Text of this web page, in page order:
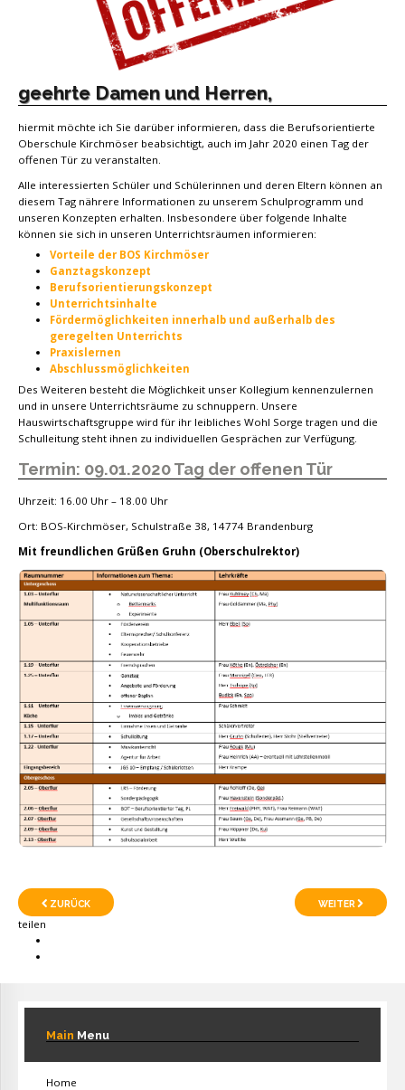
geehrte Damen und Herren,
hiermit möchte ich Sie darüber informieren, dass die Berufsorientierte
Oberschule Kirchmöser beabsichtigt, auch im Jahr 2020 einen Tag der
offenen Tür zu veranstalten.
Alle interessierten Schüler und Schülerinnen und deren Eltern können an
diesem Tag nährere Informationen zu unserem Schulprogramm und
unseren Konzepten erhalten. Insbesondere über folgende Inhalte
können sie sich in unseren Unterrichtsräumen informieren:
Vorteile der BOS Kirchmöser
Ganztagskonzept
Berufsorientierungskonzept
Unterrichtsinhalte
Fördermöglichkeiten innerhalb und außerhalb des
geregelten Unterrichts
Praxislernen
Abschlussmöglichkeiten
Des Weiteren besteht die Möglichkeit unser Kollegium kennenzulernen
und in unsere Unterrichtsräume zu schnuppern. Unsere
Hauswirtschaftsgruppe wird für ihr leibliches Wohl Sorge tragen und die
Schulleitung steht ihnen zu individuellen Gesprächen zur Verfügung.
Termin: 09.01.2020 Tag der offenen Tür
Uhrzeit: 16.00 Uhr – 18.00 Uhr
Ort: BOS-Kirchmöser, Schulstraße 38, 14774 Brandenburg
Mit freundlichen Grüßen Gruhn (Oberschulrektor)
ZURÜCK WEITER
teilen
Main Menu
Home